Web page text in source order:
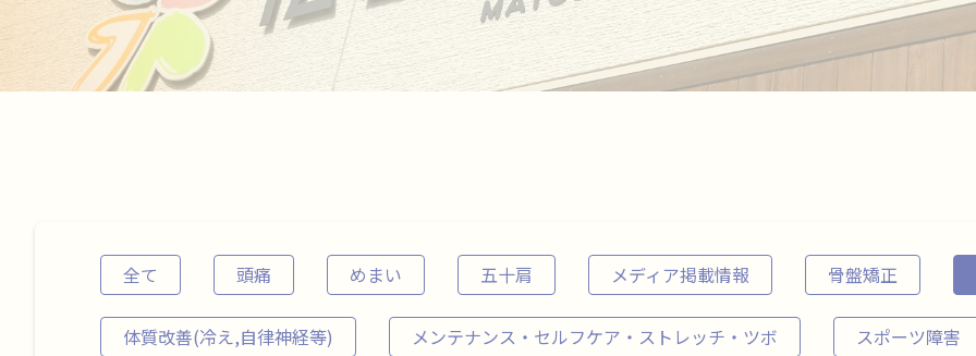
全て 頭痛 めまい 五十肩 メディア掲載情報 骨盤矯正
体質改善(冷え,自律神経等) メンテナンス・セルフケア・ストレッチ・ツボ スポーツ障害